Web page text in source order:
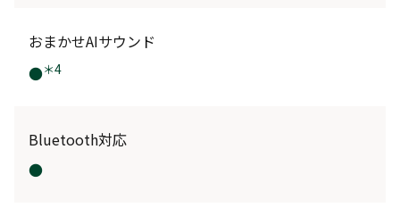
おまかせAIサウンド
●＊4
Bluetooth対応
●